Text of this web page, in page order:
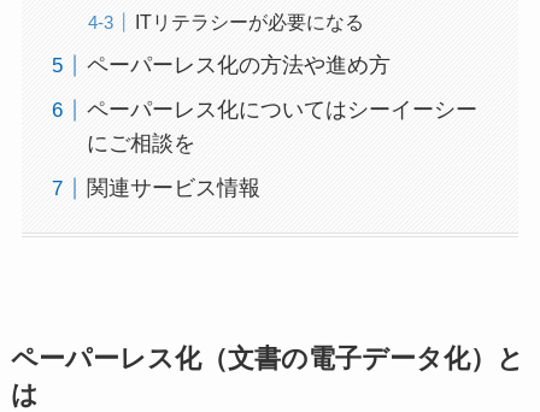
ITリテラシーが必要になる
ペーパーレス化の方法や進め方
ペーパーレス化についてはシーイーシー
にご相談を
関連サービス情報
ペーパーレス化（文書の電子データ化）と
は